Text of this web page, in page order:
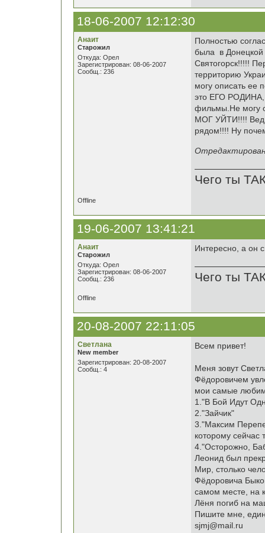
18-06-2007 12:12:30
Анаит
Старожил
Откуда: Орел
Зарегистрирован: 08-06-2007
Сообщ.: 236
Полностью
была в Донецкой
Святогорск!!!!!
территорию
могу описать ее
это ЕГО РОДИНА,
фильмы.Не могу
МОГ УЙТИ!!!!
рядом!!!! Ну
Чего ты
Offline
19-06-2007 13:41:21
Анаит
Старожил
Откуда: Орел
Зарегистрирован: 08-06-2007
Сообщ.: 236
Интересно, а он
Чего ты
Offline
20-08-2007 22:11:05
Светлана
New member
Зарегистрирован: 20-08-2007
Сообщ.: 4
Всем привет!
Меня зовут
Фёдоровичем
мои самые
1."В Бой Идут
2."Зайчик"
3."Максим
которому сейчас
4."Осторожно,
Леонид был
Мир, столько
Фёдоровича
самом месте, на
Лёня погиб на
Пишите мне,
sjmj@mail.ru